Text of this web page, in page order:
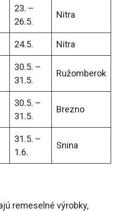
23. –
26.5.
Nitra
24.5. Nitra
30.5. –
31.5.
Ružomberok
30.5. –
31.5.
Brezno
31.5. –
1.6.
Snina
remeselné výrobky,